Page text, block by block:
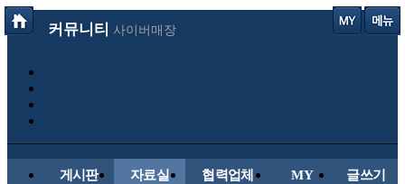
커뮤니티 사이버매장
게시판 자료실 협력업체 MY 글쓰기